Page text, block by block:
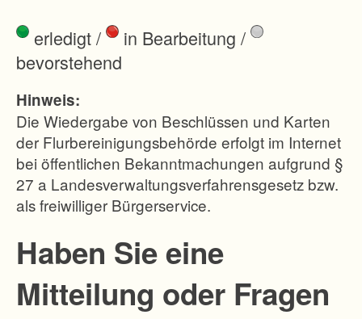
erledigt/ in Bearbeitung /
bevorstehend
Hinweis:
Die Wiedergabe von Beschlüssen und Karten
der Flurbereinigungsbehörde erfolgt im Internet
bei öffentlichen Bekanntmachungen aufgrund §
27 a Landesverwaltungsverfahrensgesetz bzw.
als freiwilliger Bürgerservice.
Haben Sie eine
Mitteilung oder Fragen